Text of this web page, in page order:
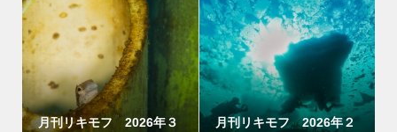
月刊リキモフ 2026年３
月刊リキモフ 2026年２